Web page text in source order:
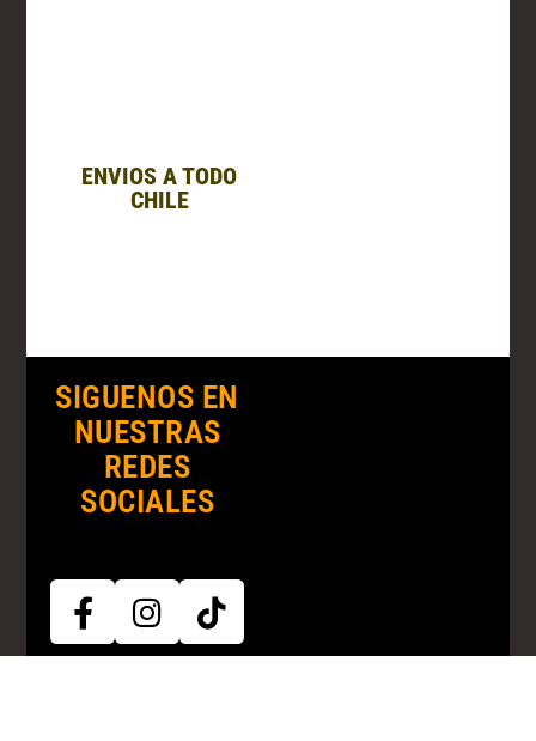
ENVIOS A TODO
CHILE
SIGUENOS EN
NUESTRAS
REDES
SOCIALES